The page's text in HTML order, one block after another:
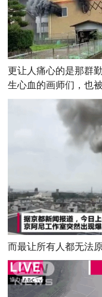
更让人痛心的是那群
生心血的画师们，也
而最让所有人都无法